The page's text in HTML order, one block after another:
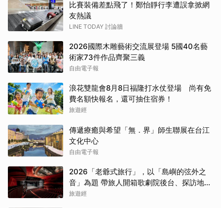
比賽裝備差點飛了！鄭怡靜行李遭誤拿掀網
友熱議
LINE TODAY 討論牆
2026國際木雕藝術交流展登場 5國40名藝
術家73件作品齊聚三義
自由電子報
浪花雙龍會8月8日福隆打水仗登場 尚有免
費名額快報名，還可抽住宿券！
旅遊經
傳遞療癒與希望「無．界」師生聯展在台江
文化中心
自由電子報
2026「老爺式旅行」，以「島嶼的弦外之
音」為題 帶旅人開箱歌劇院後台、探訪地下
舞廳年代及體驗民歌
旅遊經